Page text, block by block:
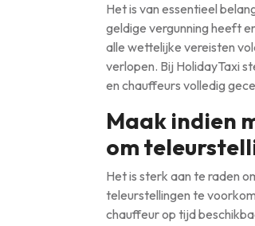
Het is van essentieel
geldige vergunning heeft
alle wettelijke vereisten
verlopen. Bij HolidayTaxi
en chauffeurs volledig
Maak indien
om
Het is sterk aan te raden
teleurstellingen te
chauffeur op tijd